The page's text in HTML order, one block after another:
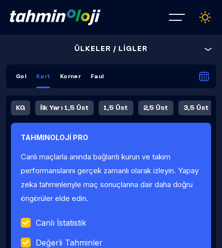
ÜLKELER / LİGLER
Gol Kart Korner Faul
KG İlk Yarı 1,5 Üst 1,5 Üst 2,5 Üst 3,5 Üst
Fauller Ortalama
TAHMINOLOJİ PRO
Canlı maçlarla anında bağlantı kurun ve takım
performanslarını gerçek zamanlı olarak izleyin. Yapay
zeka tahminleriyle maç sonuçlarına dair daha doğru
öngörüler elde edin.
Canlı İstatistik
Değerli Tahminler